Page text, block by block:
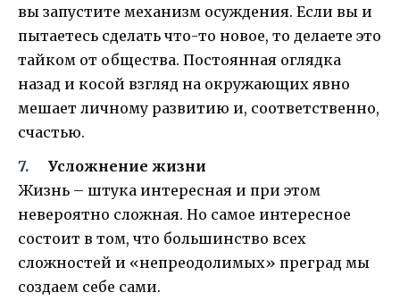
вы запустите механизм осуждения. Если вы и
пытаетесь сделать что-то новое, то делаете это
тайком от общества. Постоянная оглядка
назад и косой взгляд на окружающих явно
мешает личному развитию и, соответственно,
счастью.
Усложнение жизни
Жизнь – штука интересная и при этом
невероятно сложная. Но самое интересное
состоит в том, что большинство всех
сложностей и «непреодолимых» преград мы
создаем себе сами.